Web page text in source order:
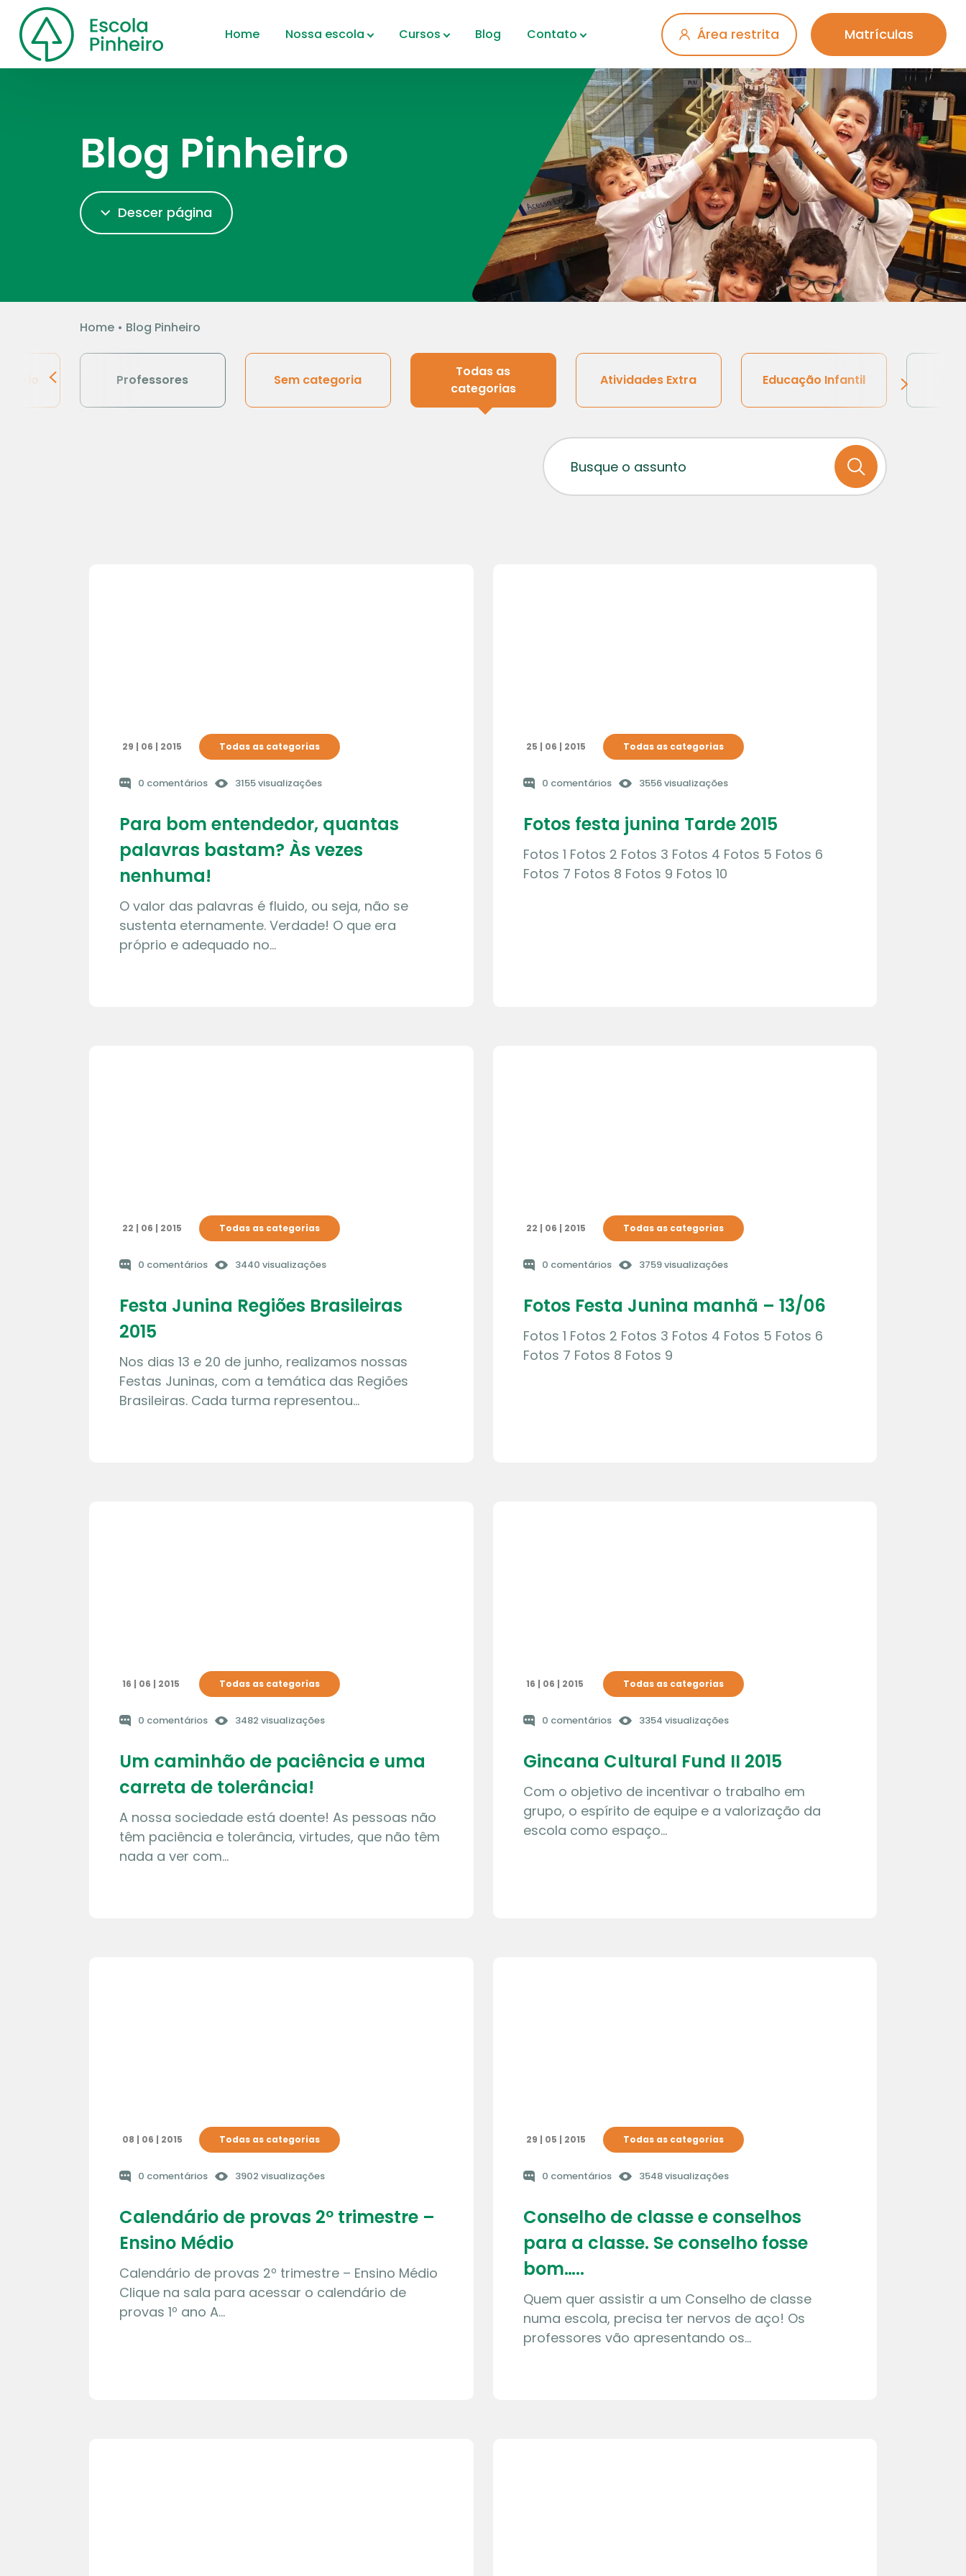
Home Nossa escola Cursos Blog Contato Área restrita Matrículas
Blog Pinheiro
Descer página
Home• Blog Pinheiro
Professores Sem categoria
Todas as
categorias
Atividades Extra Educação Infantil
29 | 06 | 2015 Todas as categorias
0 comentários 3155 visualizações
Para bom entendedor, quantas
palavras bastam? Às vezes
nenhuma!
O valor das palavras é fluido, ou seja, não se
sustenta eternamente. Verdade! O que era
próprio e adequado no…
25 | 06 | 2015 Todas as categorias
0 comentários 3556 visualizações
Fotos festa junina Tarde 2015
Fotos 1 Fotos 2 Fotos 3 Fotos 4 Fotos 5 Fotos 6
Fotos 7 Fotos 8 Fotos 9 Fotos 10
22 | 06 | 2015 Todas as categorias
0 comentários 3440 visualizações
Festa Junina Regiões Brasileiras
2015
Nos dias 13 e 20 de junho, realizamos nossas
Festas Juninas, com a temática das Regiões
Brasileiras. Cada turma representou…
22 | 06 | 2015 Todas as categorias
0 comentários 3759 visualizações
Fotos Festa Junina manhã – 13/06
Fotos 1 Fotos 2 Fotos 3 Fotos 4 Fotos 5 Fotos 6
Fotos 7 Fotos 8 Fotos 9
16 | 06 | 2015 Todas as categorias
0 comentários 3482 visualizações
Um caminhão de paciência e uma
carreta de tolerância!
A nossa sociedade está doente! As pessoas não
têm paciência e tolerância, virtudes, que não têm
nada a ver com…
16 | 06 | 2015 Todas as categorias
0 comentários 3354 visualizações
Gincana Cultural Fund II 2015
Com o objetivo de incentivar o trabalho em
grupo, o espírito de equipe e a valorização da
escola como espaço…
08 | 06 | 2015 Todas as categorias
0 comentários 3902 visualizações
Calendário de provas 2º trimestre –
Ensino Médio
Calendário de provas 2º trimestre – Ensino Médio
Clique na sala para acessar o calendário de
provas 1º ano A…
29 | 05 | 2015 Todas as categorias
0 comentários 3548 visualizações
Conselho de classe e conselhos
para a classe. Se conselho fosse
bom…..
Quem quer assistir a um Conselho de classe
numa escola, precisa ter nervos de aço! Os
professores vão apresentando os…